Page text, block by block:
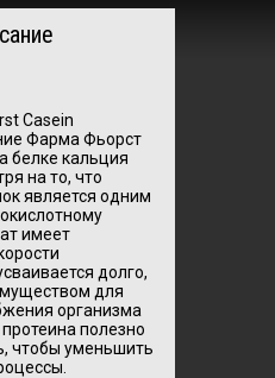
Casein
Фарма Фьорст
белке кальция
на то, что
является одним
имеет
долго,
для
организма
полезно
чтобы уменьшить